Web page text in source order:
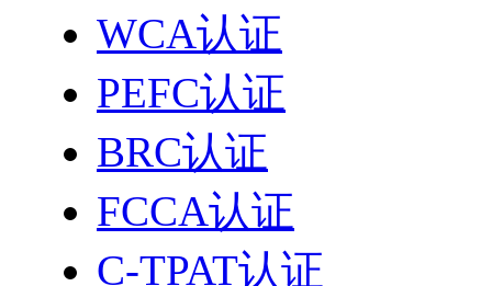
WCA认证
PEFC认证
BRC认证
FCCA认证
C-TPAT认证